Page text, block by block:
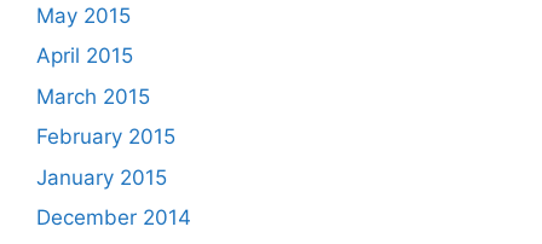
May 2015
April 2015
March 2015
February 2015
January 2015
December 2014